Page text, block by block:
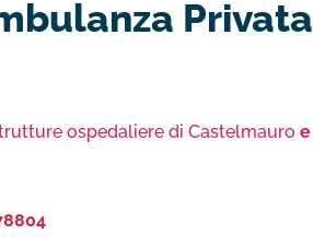
Privata
ospedaliere di Castelmauro e